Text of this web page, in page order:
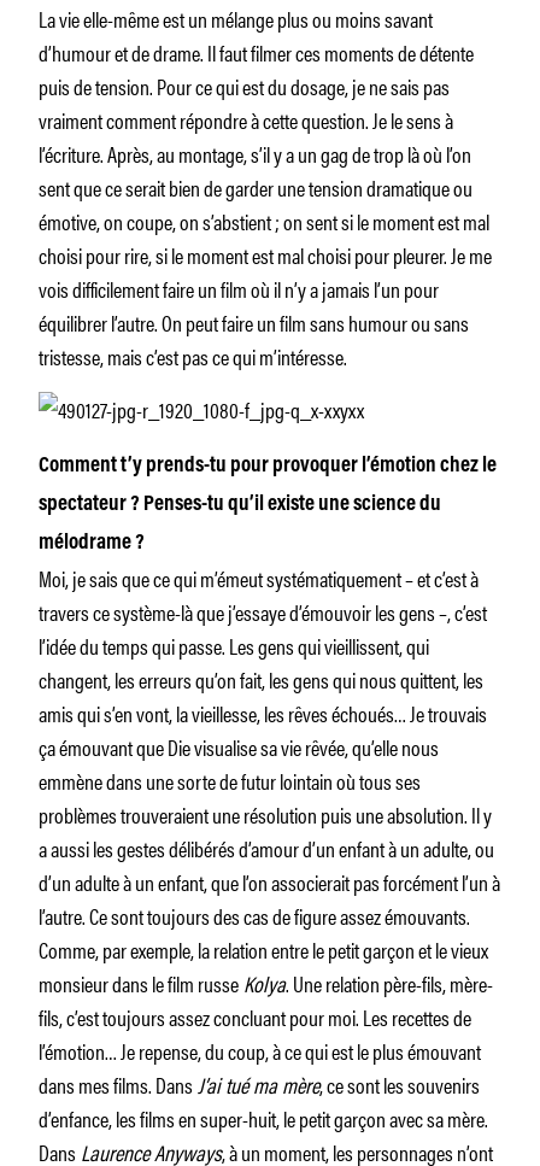
La vie elle-même est un mélange plus ou moins savant
d’humour et de drame. Il faut filmer ces moments de détente
puis de tension. Pour ce qui est du dosage, je ne sais pas
vraiment comment répondre à cette question. Je le sens à
l’écriture. Après, au montage, s’il y a un gag de trop là où l’on
sent que ce serait bien de garder une tension dramatique ou
émotive, on coupe, on s’abstient ; on sent si le moment est mal
choisi pour rire, si le moment est mal choisi pour pleurer. Je me
vois difficilement faire un film où il n’y a jamais l’un pour
équilibrer l’autre. On peut faire un film sans humour ou sans
tristesse, mais c’est pas ce qui m’intéresse.
Comment t’y prends-tu pour provoquer l’émotion chez le
spectateur ? Penses-tu qu’il existe une science du
mélodrame ?
Moi, je sais que ce qui m’émeut systématiquement – et c’est à
travers ce système-là que j’essaye d’émouvoir les gens –, c’est
l’idée du temps qui passe. Les gens qui vieillissent, qui
changent, les erreurs qu’on fait, les gens qui nous quittent, les
amis qui s’en vont, la vieillesse, les rêves échoués… Je trouvais
ça émouvant que Die visualise sa vie rêvée, qu’elle nous
emmène dans une sorte de futur lointain où tous ses
problèmes trouveraient une résolution puis une absolution. Il y
a aussi les gestes délibérés d’amour d’un enfant à un adulte, ou
d’un adulte à un enfant, que l’on associerait pas forcément l’un à
l’autre. Ce sont toujours des cas de figure assez émouvants.
Comme, par exemple, la relation entre le petit garçon et le vieux
monsieur dans le film russeKolya. Une relation père-fils, mère-
fils, c’est toujours assez concluant pour moi. Les recettes de
l’émotion… Je repense, du coup, à ce qui est le plus émouvant
dans mes films. DansJ’ai tué ma mère, ce sont les souvenirs
d’enfance, les films en super-huit, le petit garçon avec sa mère.
DansLaurence Anyways, à un moment, les personnages n’ont